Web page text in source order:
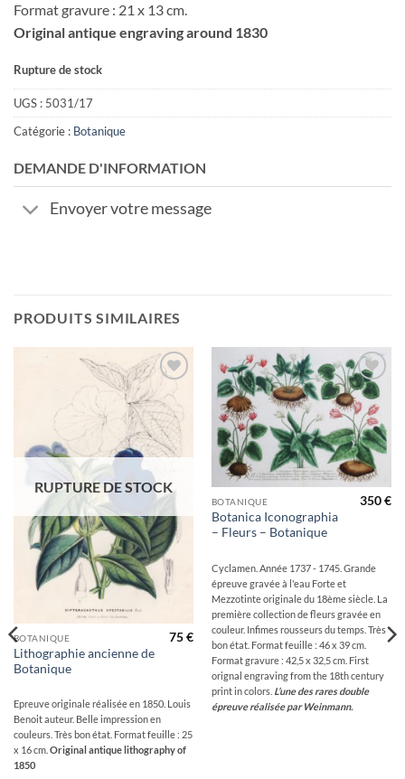
Format gravure : 21 x 13 cm.
Original antique engraving around 1830
Rupture de stock
UGS : 5031/17
Catégorie : Botanique
DEMANDE D'INFORMATION
Envoyer votre message
PRODUITS SIMILAIRES
Ajouter
à la
wishlist
RUPTURE DE STOCK
BOTANIQUE
Lithographie ancienne de
Botanique
75€
Epreuve originale réalisée en 1850. Louis
Benoit auteur. Belle impression en
couleurs. Très bon état. Format feuille : 25
x 16 cm. Original antique lithography of
1850
Ajouter
à la
wishlist
BOTANIQUE
Botanica Iconographia
– Fleurs – Botanique
350€
Cyclamen. Année 1737 - 1745. Grande
épreuve gravée à l'eau Forte et
Mezzotinte originale du 18ème siècle. La
première collection de fleurs gravée en
couleur. Infimes rousseurs du temps. Très
bon état. Format feuille : 46 x 39 cm.
Format gravure : 42,5 x 32,5 cm. First
orignal engraving from the 18th century
print in colors. L’une des rares double
épreuve réalisée par Weinmann.